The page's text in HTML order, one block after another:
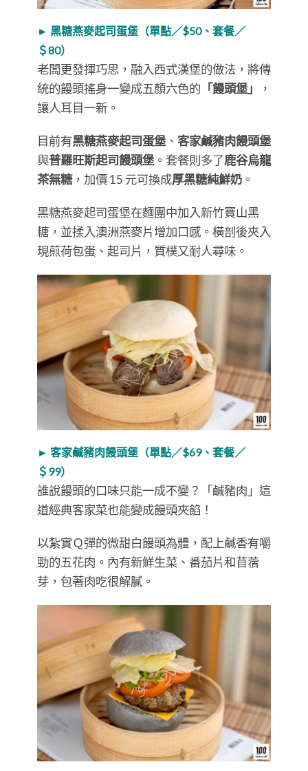
► 黑糖燕麥起司蛋堡（單點／$50、套餐／
＄80）
老闆更發揮巧思，融入西式漢堡的做法，將傳
統的饅頭搖身一變成五顏六色的 「饅頭堡」
，
讓人耳目一新。
目前有黑糖燕麥起司蛋堡 、 客家鹹豬肉饅頭堡
與普羅旺斯起司饅頭堡 。套餐則多了鹿谷烏龍
茶無糖，加價 15 元可換成厚黑糖純鮮奶 。
黑糖燕麥起司蛋堡在麵團中加入新竹寶山黑
糖，並揉入澳洲燕麥片增加口感。橫剖後夾入
現煎荷包蛋、起司片，質樸又耐人尋味。
► 客家鹹豬肉饅頭堡（單點／$69、套餐／
＄99）
誰說饅頭的口味只能一成不變？「鹹豬肉」這
道經典客家菜也能變成饅頭夾餡！
以紮實Ｑ彈的微甜白饅頭為體，配上鹹香有嚼
勁的五花肉。內有新鮮生菜、番茄片和苜蓿
芽，包著肉吃很解膩。